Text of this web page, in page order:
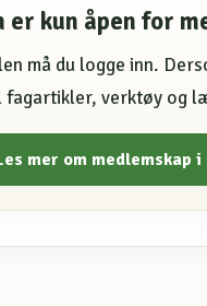
kun åpen for
må du logge inn.
fagartikler, verktøy og
mer om medlemskap